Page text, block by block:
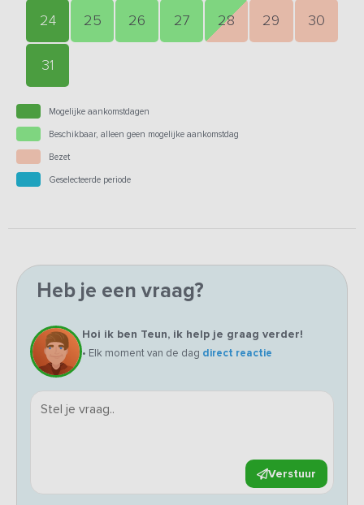
24 25 26 27 28 29 30
31
Mogelijke aankomstdagen
Beschikbaar, alleen geen mogelijke aankomstdag
Bezet
Geselecteerde periode
Heb je een vraag?
Hoi ik ben Teun, ik help je graag verder!
• Elk moment van de dag direct reactie
Verstuur